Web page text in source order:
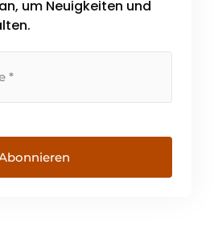
um Neuigkeiten und